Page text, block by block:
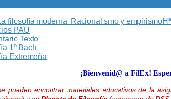
filosofía moderna. Racionalismo y empirismo
PAU
Texto
1º Bach
Extremeña
¡Bienvenid@ a FilEx!
pueden encontrar materiales educativos de la